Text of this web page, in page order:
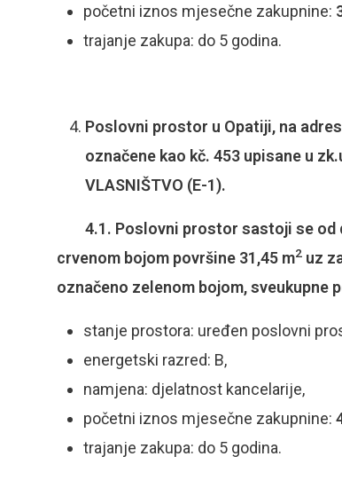
početni iznos mjesečne zakupnine:
trajanje zakupa: do 5 godina.
Poslovni prostor u Opatiji, na
označene kao kč. 453 upisane u
VLASNIŠTVO (E-1).
4.1. Poslovni prostor sastoji se od
crvenom bojom površine 31,45 m2 uz
označeno zelenom bojom, sveukupne
stanje prostora: uređen poslovni
energetski razred: B,
namjena: djelatnost kancelarije,
početni iznos mjesečne zakupnine:
trajanje zakupa: do 5 godina.